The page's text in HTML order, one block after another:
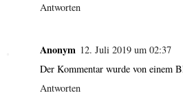
Antworten
Anonym 12. Juli 2019 um 02:37
Der Kommentar wurde von einem
Antworten